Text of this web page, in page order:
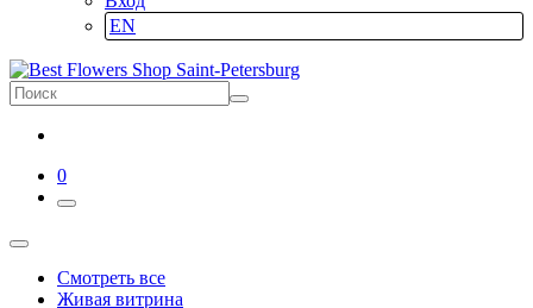
EN
0
Смотреть все
Живая витрина